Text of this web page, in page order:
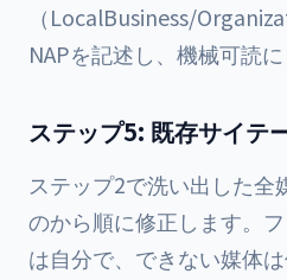
（LocalBusiness/
NAPを記述し、機械可読に
ステップ5: 既存サイテ
ステップ2で洗い出した全
のから順に修正します。
は自分で、できない媒体は